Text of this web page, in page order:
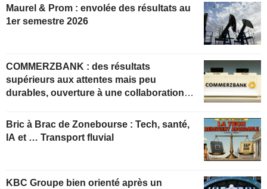
Maurel & Prom : envolée des résultats au
1er semestre 2026
COMMERZBANK : des résultats
supérieurs aux attentes mais peu
durables, ouverture à une collaboration
Bric à Brac de Zonebourse : Tech, santé,
IA et … Transport fluvial
KBC Groupe bien orienté après un